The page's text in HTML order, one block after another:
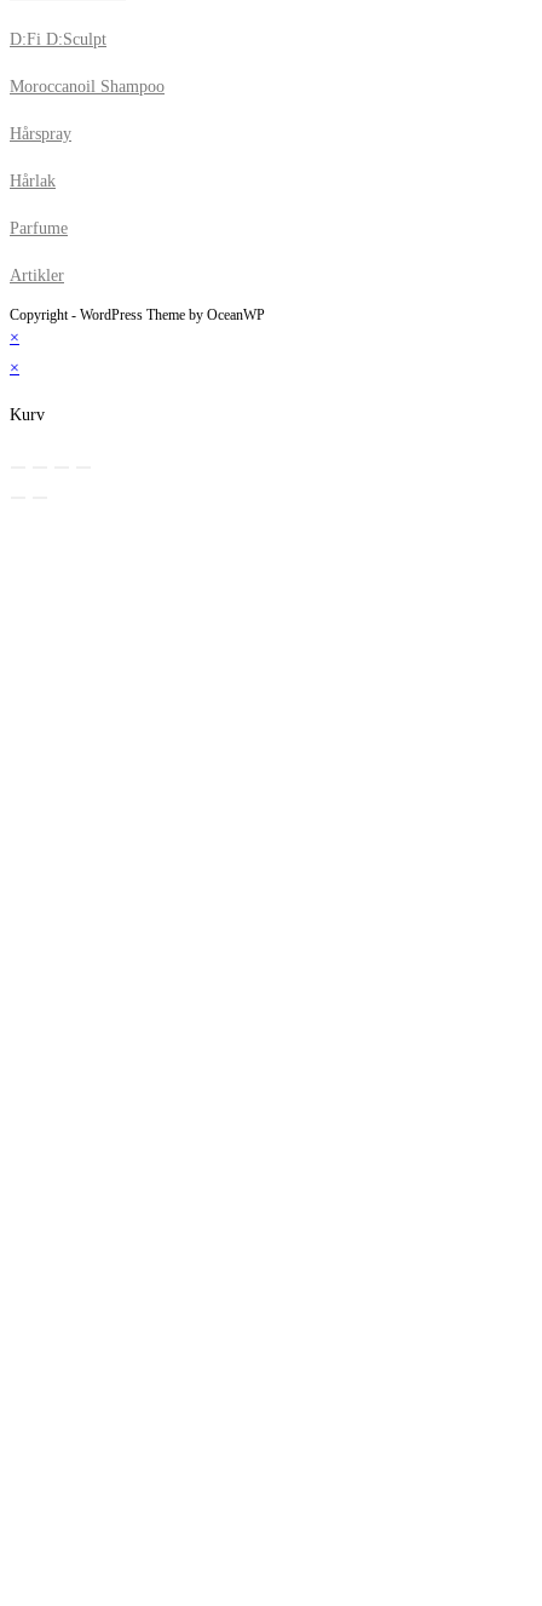
D:Fi D:Sculpt
Moroccanoil Shampoo
Hårspray
Hårlak
Parfume
Artikler
Copyright - WordPress Theme by OceanWP
×
×
Kurv